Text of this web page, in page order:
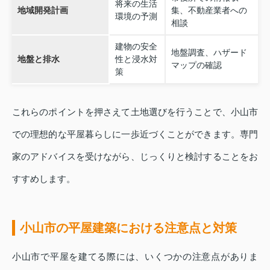
地域開発計画
将来の生活
環境の予測
集、不動産業者への
相談
地盤と排水
建物の安全
性と浸水対
策
地盤調査、ハザード
マップの確認
これらのポイントを押さえて土地選びを行うことで、小山市
での理想的な平屋暮らしに一歩近づくことができます。専門
家のアドバイスを受けながら、じっくりと検討することをお
すすめします。
小山市の平屋建築における注意点と対策
小山市で平屋を建てる際には、いくつかの注意点がありま